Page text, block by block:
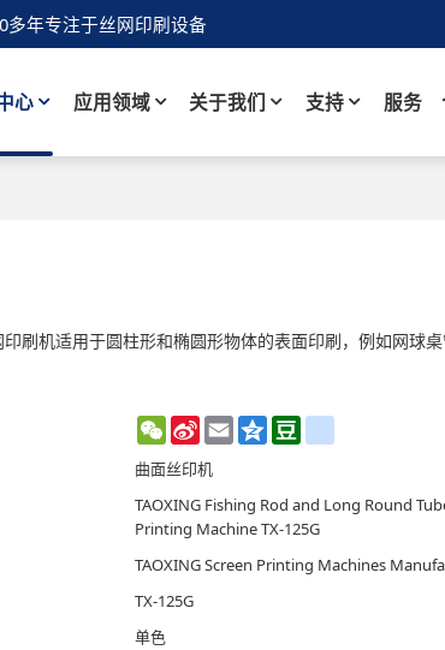
多年专注于丝网印刷设备
心 应用领域 关于我们 支持 服务
刷机适用于圆柱形和椭圆形物体的表面印刷，例如网球桌
WeChat
Sina
Weibo
EmailQzone
曲面丝印机
TAOXING Fishing Rod and Long Round
Printing Machine TX-125G
TAOXING Screen Printing Machines
TX-125G
单色